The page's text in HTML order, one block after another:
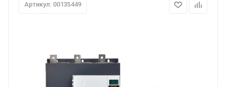
Артикул: 00135449